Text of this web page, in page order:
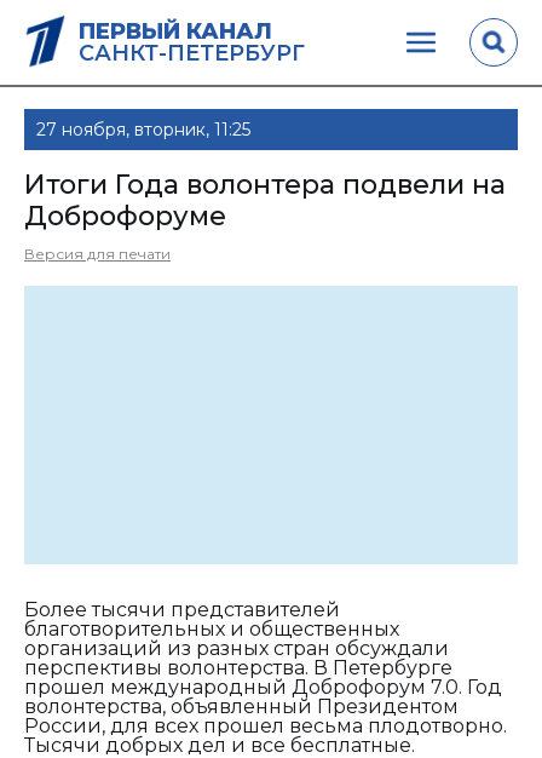
ПЕРВЫЙ КАНАЛ
САНКТ-ПЕТЕРБУРГ
27 ноября, вторник, 11:25
Итоги Года волонтера подвели на
Доброфоруме
Версия для печати
Более тысячи представителей
благотворительных и общественных
организаций из разных стран обсуждали
перспективы волонтерства. В Петербурге
прошел международный Доброфорум 7.0. Год
волонтерства, объявленный Президентом
России, для всех прошел весьма плодотворно.
Тысячи добрых дел и все бесплатные.